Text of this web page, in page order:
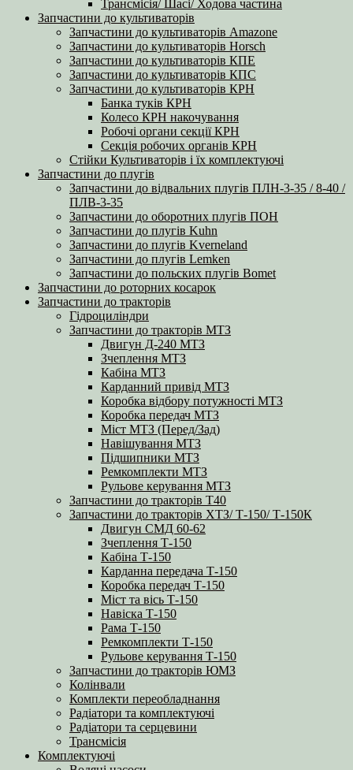
Трансмісія/ Шасі/ Ходова частина
Запчастини до культиваторів
Запчастини до культиваторів Amazone
Запчастини до культиваторів Horsch
Запчастини до культиваторів КПЕ
Запчастини до культиваторів КПС
Запчастини до культиваторів КРН
Банка туків КРН
Колесо КРН накочування
Робочі органи секції КРН
Секція робочих органів КРН
Стійки Культиваторів і їх комплектуючі
Запчастини до плугів
Запчастини до відвальних плугів ПЛН-3-35 / 8-40 /
ПЛВ-3-35
Запчастини до оборотних плугів ПОН
Запчастини до плугів Kuhn
Запчастини до плугів Kverneland
Запчастини до плугів Lemken
Запчастини до польских плугів Bomet
Запчастини до роторних косарок
Запчастини до тракторів
Гідроциліндри
Запчастини до тракторів МТЗ
Двигун Д-240 МТЗ
Зчеплення МТЗ
Кабіна МТЗ
Карданний привід МТЗ
Коробка відбору потужності МТЗ
Коробка передач МТЗ
Міст МТЗ (Перед/Зад)
Навішування МТЗ
Підшипники МТЗ
Ремкомплекти МТЗ
Рульове керування МТЗ
Запчастини до тракторів Т40
Запчастини до тракторів ХТЗ/ Т-150/ Т-150К
Двигун СМД 60-62
Зчеплення Т-150
Кабіна Т-150
Карданна передача Т-150
Коробка передач Т-150
Міст та вісь Т-150
Навіска Т-150
Рама Т-150
Ремкомплекти Т-150
Рульове керування Т-150
Запчастини до тракторів ЮМЗ
Колінвали
Комплекти переобладнання
Радіатори та комплектуючі
Радіатори та серцевини
Трансмісія
Комплектуючі